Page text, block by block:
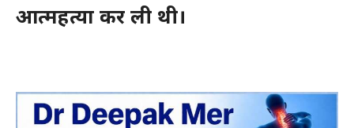
आत्महत्या कर ली थी।